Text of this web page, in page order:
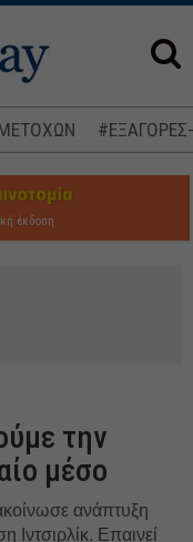
έκδοση
την
μέσο
ανάπτυξη
Ιντσιρλίκ. Eπαινεί